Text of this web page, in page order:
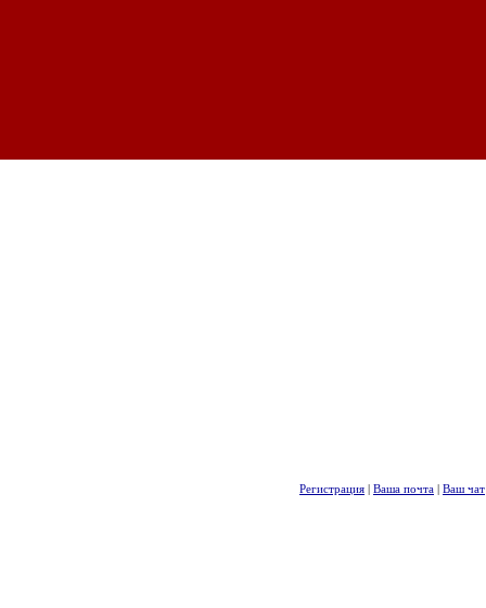
Регистрация | Ваша почта | Ваш чат